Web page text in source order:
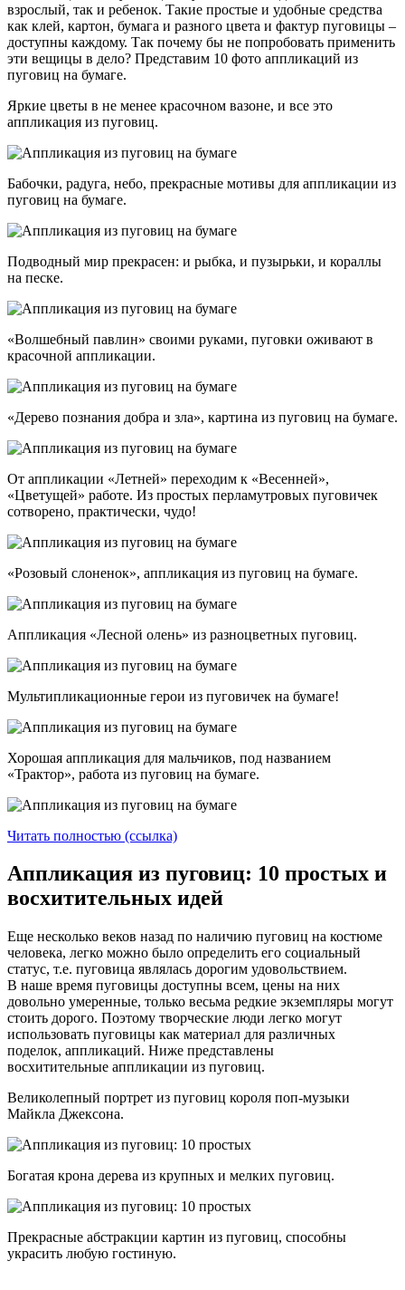
взрослый, так и ребенок. Такие простые и удобные средства
как клей, картон, бумага и разного цвета и фактур пуговицы –
доступны каждому. Так почему бы не попробовать применить
эти вещицы в дело? Представим 10 фото аппликаций из
пуговиц на бумаге.
Яркие цветы в не менее красочном вазоне, и все это
аппликация из пуговиц.
Бабочки, радуга, небо, прекрасные мотивы для аппликации из
пуговиц на бумаге.
Подводный мир прекрасен: и рыбка, и пузырьки, и кораллы
на песке.
«Волшебный павлин» своими руками, пуговки оживают в
красочной аппликации.
«Дерево познания добра и зла», картина из пуговиц на бумаге.
От аппликации «Летней» переходим к «Весенней»,
«Цветущей» работе. Из простых перламутровых пуговичек
сотворено, практически, чудо!
«Розовый слоненок», аппликация из пуговиц на бумаге.
Аппликация «Лесной олень» из разноцветных пуговиц.
Мультипликационные герои из пуговичек на бумаге!
Хорошая аппликация для мальчиков, под названием
«Трактор», работа из пуговиц на бумаге.
Читать полностью (ссылка)
Аппликация из пуговиц: 10 простых и
восхитительных идей
Еще несколько веков назад по наличию пуговиц на костюме
человека, легко можно было определить его социальный
статус, т.е. пуговица являлась дорогим удовольствием.
В наше время пуговицы доступны всем, цены на них
довольно умеренные, только весьма редкие экземпляры могут
стоить дорого. Поэтому творческие люди легко могут
использовать пуговицы как материал для различных
поделок, аппликаций. Ниже представлены
восхитительные аппликации из пуговиц.
Великолепный портрет из пуговиц короля поп-музыки
Майкла Джексона.
Богатая крона дерева из крупных и мелких пуговиц.
Прекрасные абстракции картин из пуговиц, способны
украсить любую гостиную.